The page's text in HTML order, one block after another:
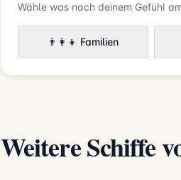
Wähle was nach deinem Gefühl
👨‍👩‍👧 Familien
Weitere Schiffe